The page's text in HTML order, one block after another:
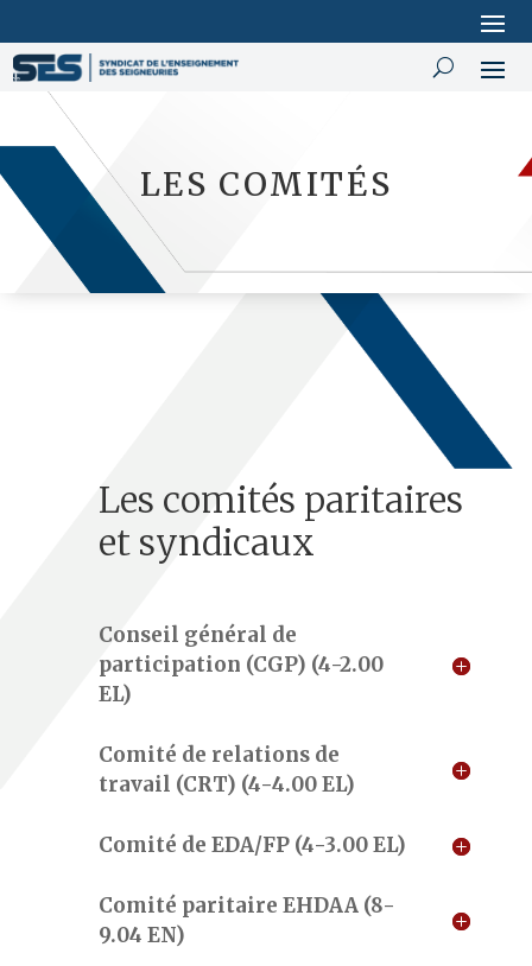
LES COMITÉS
Les comités paritaires
et syndicaux
Conseil général de
participation (CGP) (4-2.00
EL)
Comité de relations de
travail (CRT) (4-4.00 EL)
Comité de EDA/FP (4-3.00 EL)
Comité paritaire EHDAA (8-
9.04 EN)